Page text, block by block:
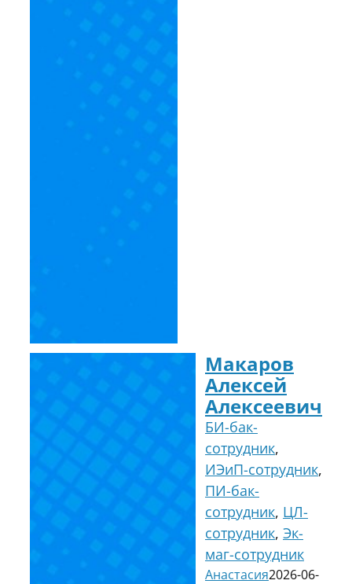
Макаров
Алексей
Алексеевич
БИ-бак-
сотрудник,
ИЭиП-сотрудник,
ПИ-бак-
сотрудник, ЦЛ-
сотрудник, Эк-
маг-сотрудник
Анастасия2026-06-